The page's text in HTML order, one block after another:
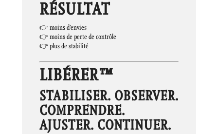
RÉSULTAT
👉 moins d’envies
👉 moins de perte de contrôle
👉 plus de stabilité
LIBÉRER™
STABILISER. OBSERVER.
COMPRENDRE.
AJUSTER. CONTINUER.